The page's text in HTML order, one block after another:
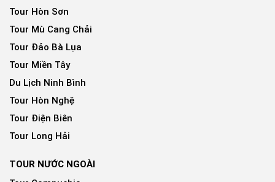
Tour Hòn Sơn
Tour Mù Cang Chải
Tour Đảo Bà Lụa
Tour Miền Tây
Du Lịch Ninh Bình
Tour Hòn Nghệ
Tour Điện Biên
Tour Long Hải
TOUR NƯỚC NGOÀI